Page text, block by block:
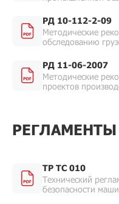
используются
РД 10-112-2-09
Методические
обследованию
РД 11-06-2007
Методические
проектов
РЕГЛАМЕНТЫ
ТР ТС 010
Технический
безопасности